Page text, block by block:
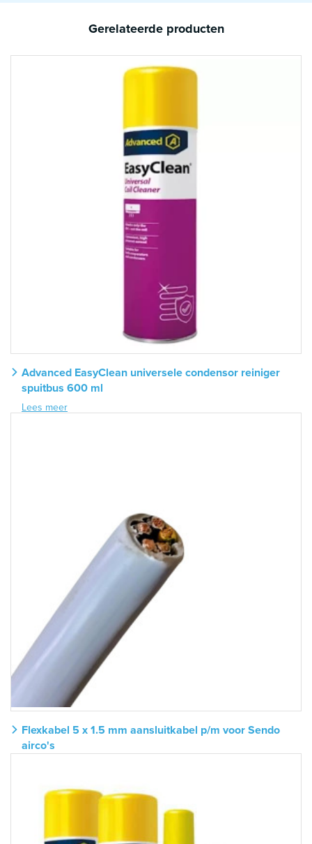
Gerelateerde producten
Advanced EasyClean universele condensor reiniger
spuitbus 600 ml
Lees meer
Flexkabel 5 x 1.5 mm aansluitkabel p/m voor Sendo
airco's